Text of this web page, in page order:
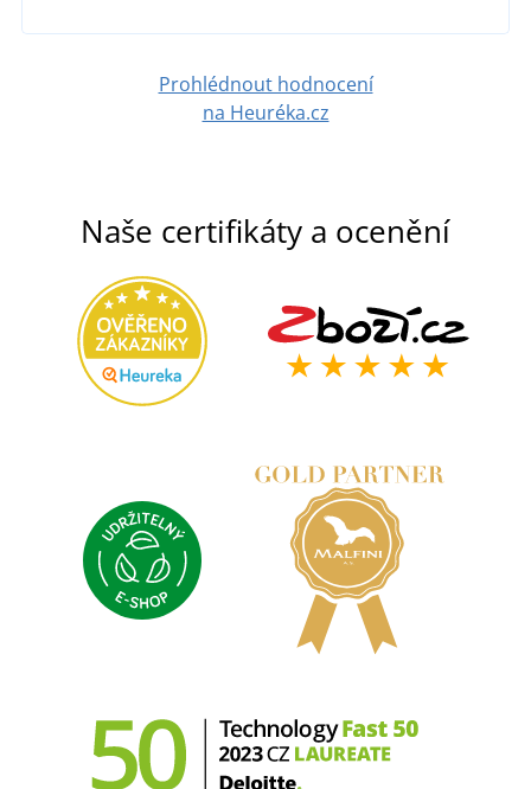
Prohlédnout hodnocení
na Heuréka.cz
Naše certifikáty a ocenění